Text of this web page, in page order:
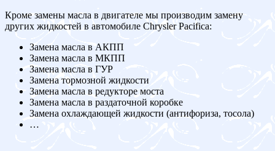
Кроме замены масла в двигателе мы производим замену
других жидкостей в автомобиле Chrysler Pacifica:
Замена масла в АКПП
Замена масла в МКПП
Замена масла в ГУР
Замена тормозной жидкости
Замена масла в редукторе моста
Замена масла в раздаточной коробке
Замена охлаждающей жидкости (антифориза, тосола)
…